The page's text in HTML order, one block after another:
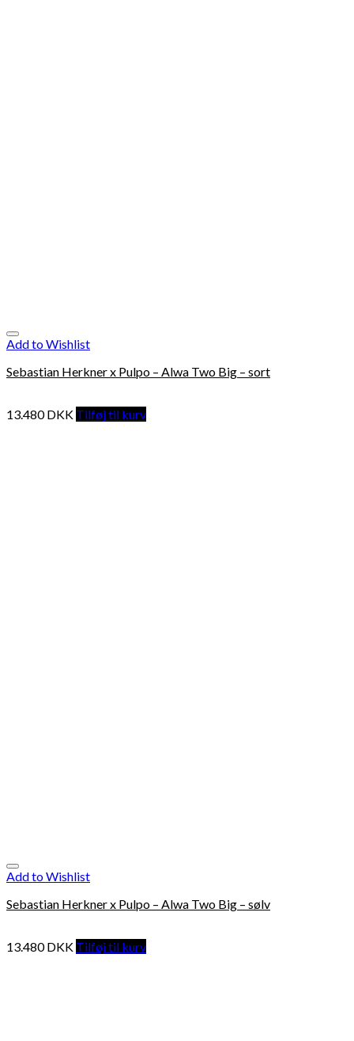
Add to Wishlist
Sebastian Herkner x Pulpo – Alwa Two Big – sort
13.480DKK Tilføj til kurv
Add to Wishlist
Sebastian Herkner x Pulpo – Alwa Two Big – sølv
13.480DKK Tilføj til kurv